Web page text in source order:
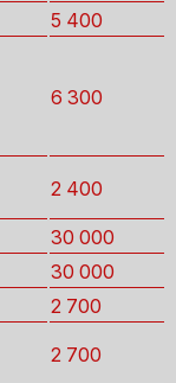
5 400
6 300
2 400
30 000
30 000
2 700
2 700